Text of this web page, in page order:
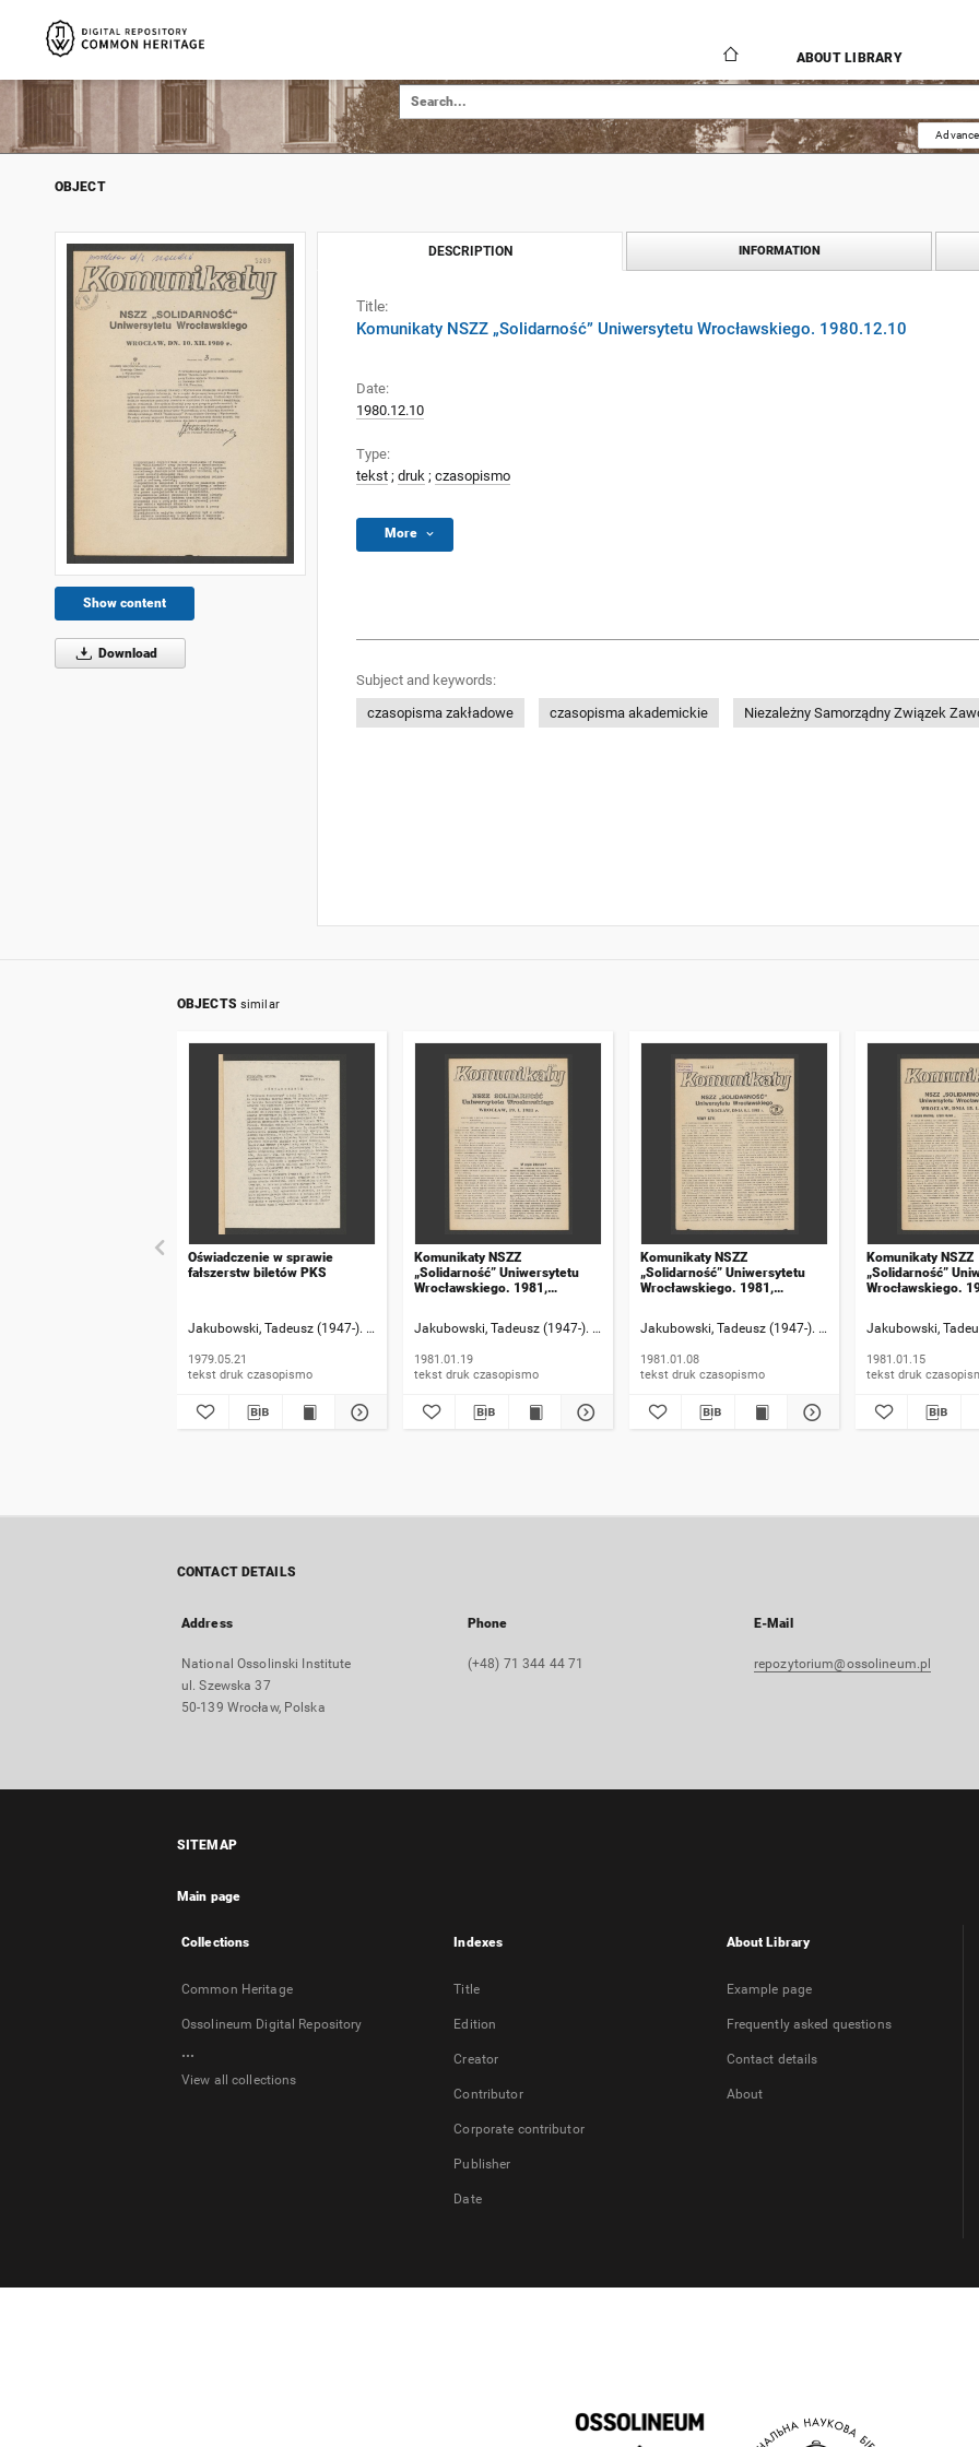
ABOUT LIBRARY
OBJECT
Show content
Download
DESCRIPTION INFORMATION
Title:
Komunikaty NSZZ „Solidarność” Uniwersytetu Wrocławskiego. 1980.12.10
Date:
1980.12.10
Type:
tekst ; druk ; czasopismo
More
Subject and keywords:
czasopisma zakładowe
czasopisma akademickie Niezależny Samorządny Związek
OBJECTS similar
Oświadczenie w sprawie
fałszerstw biletów PKS
Jakubowski, Tadeusz (1947-). Rzecznik informacji
1979.05.21
tekst druk czasopismo
Komunikaty NSZZ
„Solidarność” Uniwersytetu
Wrocławskiego. 1981,
Jakubowski, Tadeusz (1947-). Rzecznik informacji
1981.01.19
tekst druk czasopismo
Komunikaty NSZZ
„Solidarność” Uniwersytetu
Wrocławskiego. 1981,
Jakubowski, Tadeusz (1947-). Rzecznik informacji
1981.01.08
tekst druk czasopismo
Komunikaty NSZZ
„Solidarność”
Wrocławskiego.
Jakubowski,
1981.01.15
tekst druk
CONTACT DETAILS
Address
National Ossolinski Institute
ul. Szewska 37
50-139 Wrocław, Polska
Phone
(+48) 71 344 44 71
E-Mail
repozytorium@ossolineum.pl
SITEMAP
Main page
Collections
Common Heritage
Ossolineum Digital Repository
...
View all collections
Indexes
Title
Edition
Creator
Contributor
Corporate contributor
Publisher
Date
About Library
Example page
Frequently asked questions
Contact details
About